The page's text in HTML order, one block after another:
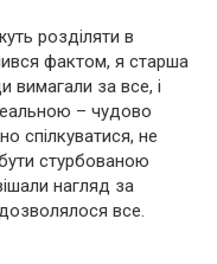
розділяти в
фактом, я старша
вимагали за все, і
– чудово
спілкуватися, не
бути стурбованою
нагляд за
все.